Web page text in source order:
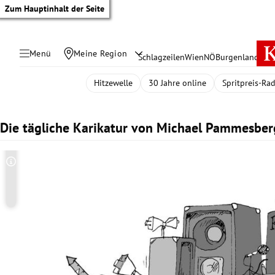
Zum Hauptinhalt der Seite
Menü Meine Region SchlagzeilenWienNÖBurgenland
Untermenü
Hitzewelle 30 Jahre online Spritpreis-
Die tägliche Karikatur von Michael
Copyright-Hinweis öffnen/schließen